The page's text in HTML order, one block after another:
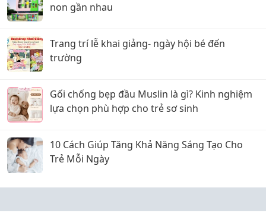
non gần nhau
Trang trí lễ khai giảng- ngày hội bé đến
trường
Gối chống bẹp đầu Muslin là gì? Kinh nghiệm
lựa chọn phù hợp cho trẻ sơ sinh
10 Cách Giúp Tăng Khả Năng Sáng Tạo Cho
Trẻ Mỗi Ngày